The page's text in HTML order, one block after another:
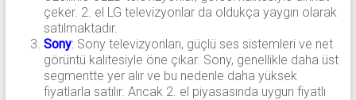
çeker. 2. el LG televizyonlar da oldukça yaygın olarak
satılmaktadır.
Sony:Sony televizyonları, güçlü ses sistemleri ve net
görüntü kalitesiyle öne çıkar. Sony, genellikle daha üst
segmentte yer alır ve bu nedenle daha yüksek
fiyatlarla satılır. Ancak 2. el piyasasında uygun fiyatlı